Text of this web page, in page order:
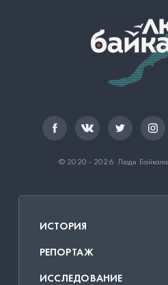
© 2020 - 2026. Люди Байкала
ИСТОРИЯ
РЕПОРТАЖ
ИССЛЕДОВАНИЕ